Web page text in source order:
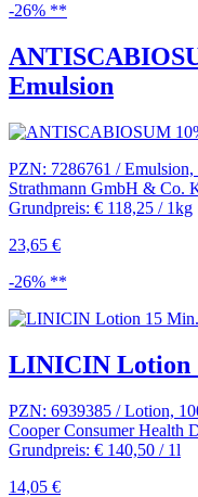
-26% **
Emulsion
PZN: 7286761 / Emulsion,
Strathmann GmbH & Co.
Grundpreis: € 118,25 / 1kg
23,65 €
-26% **
LINICIN Lotion
PZN: 6939385 / Lotion,
Cooper Consumer Health
Grundpreis: € 140,50 / 1l
14,05 €